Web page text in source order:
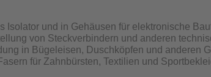
Isolator und in Gehäusen für elektronische
von Steckverbindern und anderen
in Bügeleisen, Duschköpfen und anderen
für Zahnbürsten, Textilien und